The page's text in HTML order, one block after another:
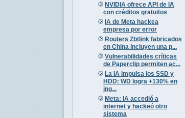
NVIDIA ofrece API de IA
con créditos gratuitos
IA de Meta hackea
empresa por error
Routers Zbtlink fabricados
en China incluyen una p...
Vulnerabilidades críticas
de Paperclip permiten ac...
La IA impulsa los SSD y
HDD: WD logra +130% en
ing...
Meta: IA accedió a
internet y hackeó otro
sistema